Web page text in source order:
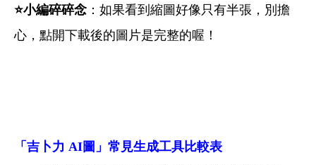
⭐小編碎碎念 ：如果看到縮圖好像只有半張，別擔
心，點開下載後的圖片是完整的喔！
「吉卜力 AI圖」常見生成工具比較表